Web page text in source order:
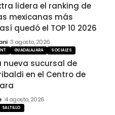
lidera el ranking de
mexicanas más
quedó el TOP 10 2026
3 agosto, 2026
GUADALAJARA SOCIALES
nueva sucursal de
en el Centro de
4 agosto, 2026
SALTILLO